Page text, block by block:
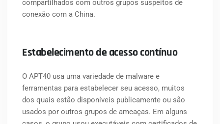
compartilhados com outros grupos suspeitos de
conexão com a China.
Estabelecimento de acesso contínuo
O APT40 usa uma variedade de malware e
ferramentas para estabelecer seu acesso, muitos
dos quais estão disponíveis publicamente ou são
usados por outros grupos de ameaças. Em alguns